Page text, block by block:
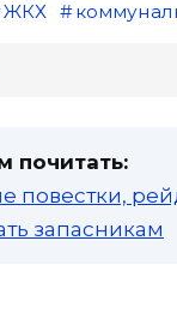
ЖКХ
почитать:
повестки,
запасникам